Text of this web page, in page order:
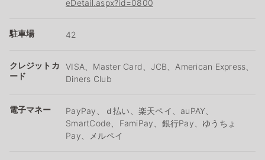
eDetail.aspx?id=0800
駐車場 42
クレジットカ
ード
VISA、Master Card、JCB、American Express、
Diners Club
電子マネー
PayPay、ｄ払い、楽天ペイ、auPAY、
SmartCode、FamiPay、銀行Pay、ゆうちょ
Pay、メルペイ